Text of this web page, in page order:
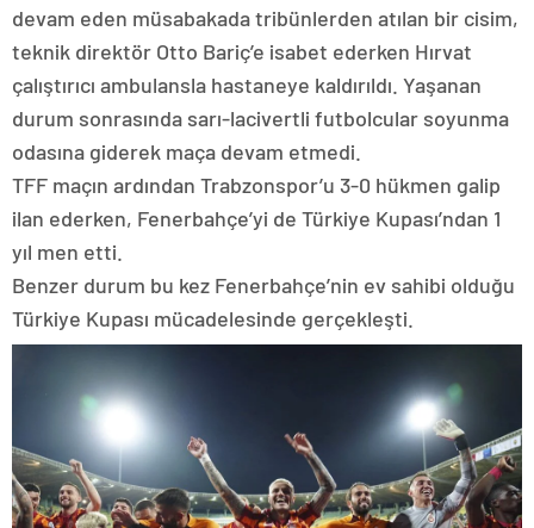
devam eden müsabakada tribünlerden atılan bir cisim,
teknik direktör Otto Bariç’e isabet ederken Hırvat
çalıştırıcı ambulansla hastaneye kaldırıldı. Yaşanan
durum sonrasında sarı-lacivertli futbolcular soyunma
odasına giderek maça devam etmedi.
TFF maçın ardından Trabzonspor’u 3-0 hükmen galip
ilan ederken, Fenerbahçe’yi de Türkiye Kupası’ndan 1
yıl men etti.
Benzer durum bu kez Fenerbahçe’nin ev sahibi olduğu
Türkiye Kupası mücadelesinde gerçekleşti.